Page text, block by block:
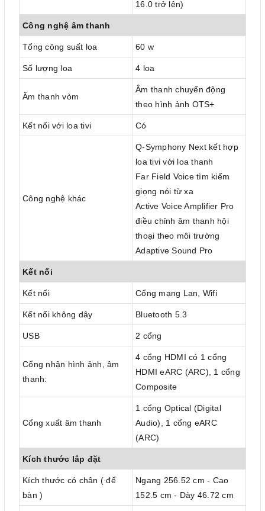
16.0 trở lên)
Công nghệ âm thanh
Tổng công suất loa 60 w
Số lượng loa 4 loa
Âm thanh vòm
Âm thanh chuyển động
theo hình ảnh OTS+
Kết nối với loa tivi Có
Công nghệ khác
Q-Symphony Next kết hợp
loa tivi với loa thanh
Far Field Voice tìm kiếm
giọng nói từ xa
Active Voice Amplifier Pro
điều chỉnh âm thanh hội
thoại theo môi trường
Adaptive Sound Pro
Kết nối
Kết nối Cổng mạng Lan, Wifi
Kết nối không dây Bluetooth 5.3
USB 2 cổng
Cổng nhận hình ảnh, âm
thanh:
4 cổng HDMI có 1 cổng
HDMI eARC (ARC), 1 cổng
Composite
Cổng xuất âm thanh
1 cổng Optical (Digital
Audio), 1 cổng eARC
(ARC)
Kích thước lắp đặt
Kích thước có chân ( để
bàn )
Ngang 256.52 cm - Cao
152.5 cm - Dày 46.72 cm